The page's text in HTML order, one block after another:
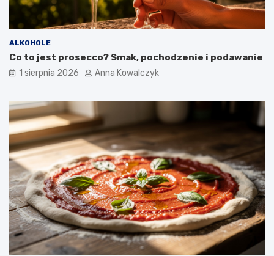
ALKOHOLE
Co to jest prosecco? Smak, pochodzenie i podawanie
1 sierpnia 2026 Anna Kowalczyk